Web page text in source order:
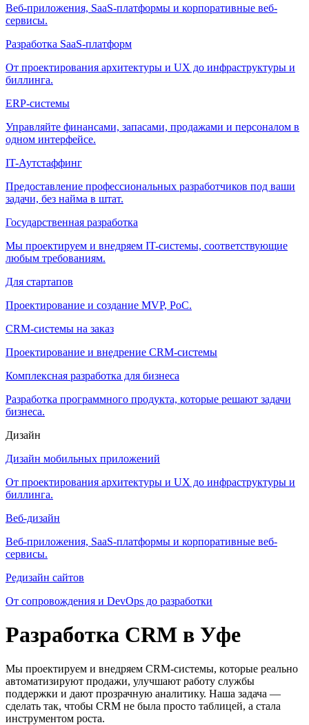
Веб-приложения, SaaS-платформы и корпоративные веб-
сервисы.
Разработка SaaS-платформ
От проектирования архитектуры и UX до инфраструктуры и
биллинга.
ERP-системы
Управляйте финансами, запасами, продажами и персоналом в
одном интерфейсе.
IT-Аутстаффинг
Предоставление профессиональных разработчиков под ваши
задачи, без найма в штат.
Государственная разработка
Мы проектируем и внедряем IT-системы, соответствующие
любым требованиям.
Для стартапов
Проектирование и создание MVP, PoC.
CRM-системы на заказ
Проектирование и внедрение CRM-системы
Комплексная разработка для бизнеса
Разработка программного продукта, которые решают задачи
бизнеса.
Дизайн
Дизайн мобильных приложений
От проектирования архитектуры и UX до инфраструктуры и
биллинга.
Веб-дизайн
Веб-приложения, SaaS-платформы и корпоративные веб-
сервисы.
Редизайн сайтов
От сопровождения и DevOps до разработки
Разработка CRM в Уфе
Мы проектируем и внедряем CRM-системы, которые реально
автоматизируют продажи, улучшают работу службы
поддержки и дают прозрачную аналитику. Наша задача —
сделать так, чтобы CRM не была просто таблицей, а стала
инструментом роста.